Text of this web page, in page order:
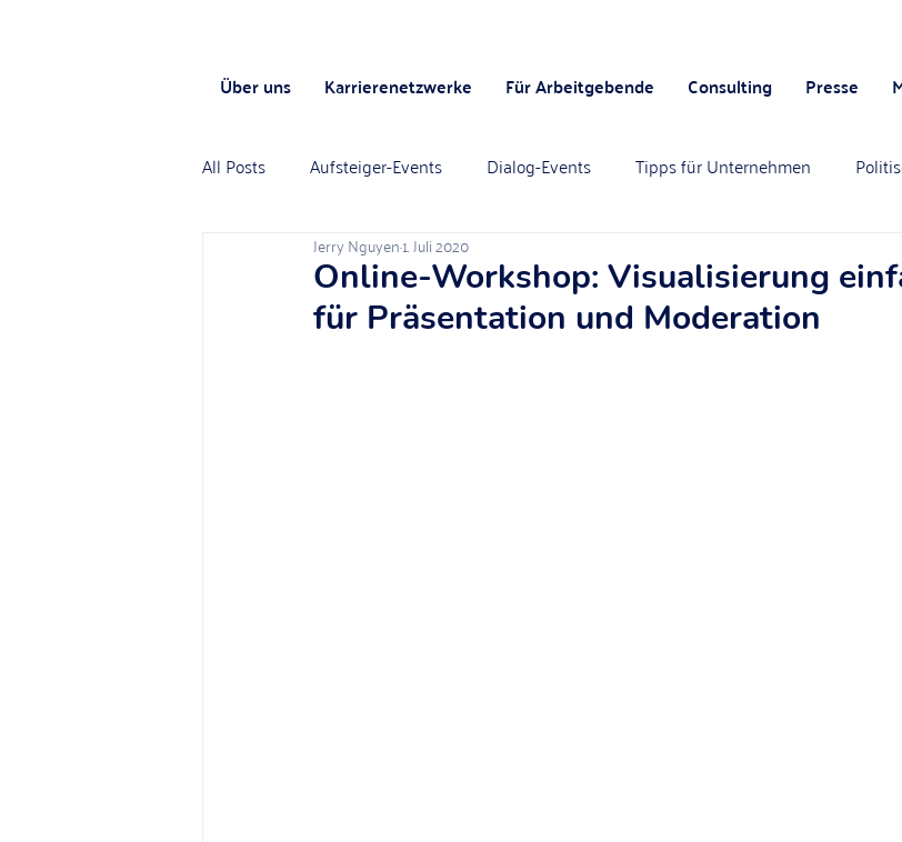
Über uns Karrierenetzwerke Für Arbeitgebende Consulting Presse
All Posts Aufsteiger-Events Dialog-Events Tipps für Unternehmen
Online-Workshop: Visualisierung
für Präsentation und Moderation
Jerry Nguyen1. Juli 2020